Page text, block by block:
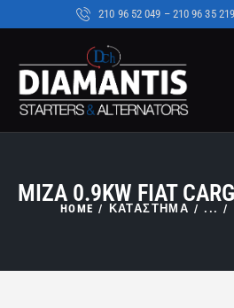
210 96 52 049 – 210 96 35
MIZA 0.9KW FIAT
HOME ΚΑΤΑΣΤΗΜΑ ...